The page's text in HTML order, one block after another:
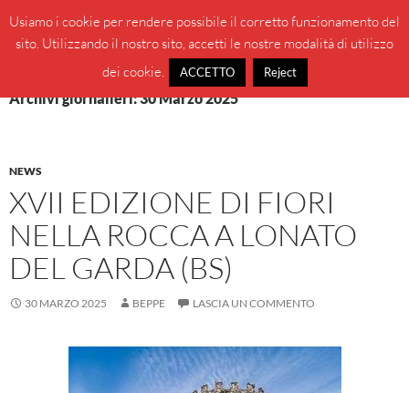
contenuto
BeppeBlog
MENU
Archivi giornalieri: 30 Marzo 2025
NEWS
XVII EDIZIONE DI FIORI
NELLA ROCCA A LONATO
DEL GARDA (BS)
30 MARZO 2025 BEPPE LASCIA UN COMMENTO
Usiamo i cookie per rendere possibile il corretto funzionamento del
sito. Utilizzando il nostro sito, accetti le nostre modalità di utilizzo
dei cookie.
ACCETTO Reject